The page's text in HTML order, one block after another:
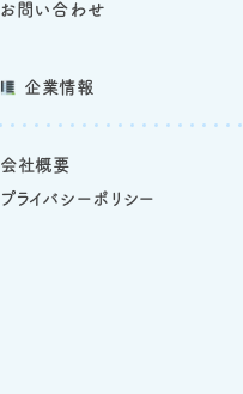
お問い合わせ
企業情報
会社概要
プライバシーポリシー